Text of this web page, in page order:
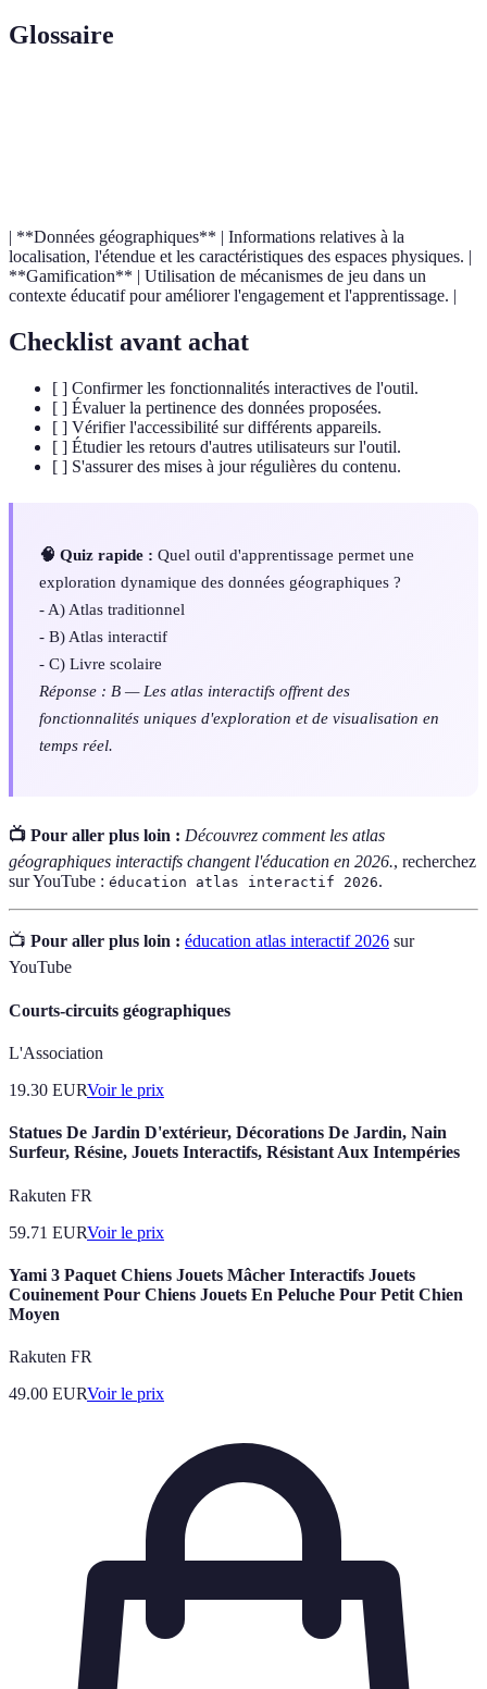
Glossaire
| **Données géographiques** | Informations relatives à la
localisation, l'étendue et les caractéristiques des espaces physiques. |
**Gamification** | Utilisation de mécanismes de jeu dans un
contexte éducatif pour améliorer l'engagement et l'apprentissage. |
Checklist avant achat
[ ] Confirmer les fonctionnalités interactives de l'outil.
[ ] Évaluer la pertinence des données proposées.
[ ] Vérifier l'accessibilité sur différents appareils.
[ ] Étudier les retours d'autres utilisateurs sur l'outil.
[ ] S'assurer des mises à jour régulières du contenu.
🧠 Quiz rapide : Quel outil d'apprentissage permet une
exploration dynamique des données géographiques ?
- A) Atlas traditionnel
- B) Atlas interactif
- C) Livre scolaire
Réponse : B — Les atlas interactifs offrent des
fonctionnalités uniques d'exploration et de visualisation en
temps réel.
📺 Pour aller plus loin : Découvrez comment les atlas
géographiques interactifs changent l'éducation en 2026., recherchez
sur YouTube : éducation atlas interactif 2026.
📺 Pour aller plus loin : éducation atlas interactif 2026 sur
YouTube
Courts-circuits géographiques
L'Association
19.30 EURVoir le prix
Statues De Jardin D'extérieur, Décorations De Jardin, Nain
Surfeur, Résine, Jouets Interactifs, Résistant Aux Intempéries
Rakuten FR
59.71 EURVoir le prix
Yami 3 Paquet Chiens Jouets Mâcher Interactifs Jouets
Couinement Pour Chiens Jouets En Peluche Pour Petit Chien
Moyen
Rakuten FR
49.00 EURVoir le prix